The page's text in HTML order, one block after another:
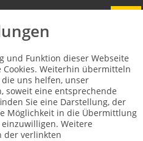
und Funktion dieser Webseite
Weiterhin übermitteln
uns helfen, unser
soweit eine entsprechende
Sie eine Darstellung, der
Möglichkeit in die Übermittlung
Weitere
der verlinkten